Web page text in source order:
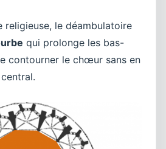
religieuse, le déambulatoire
qui prolonge les bas-
contourner le chœur sans en